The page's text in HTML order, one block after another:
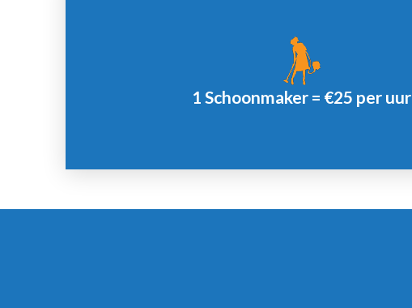
1 Schoonmaker = €25 per uur
Minimale afname 2 uur.
Offerte